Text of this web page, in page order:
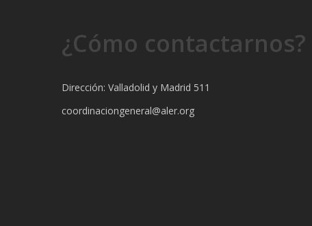
¿Cómo contactarnos?
Dirección: Valladolid y Madrid 511
coordinaciongeneral@aler.org